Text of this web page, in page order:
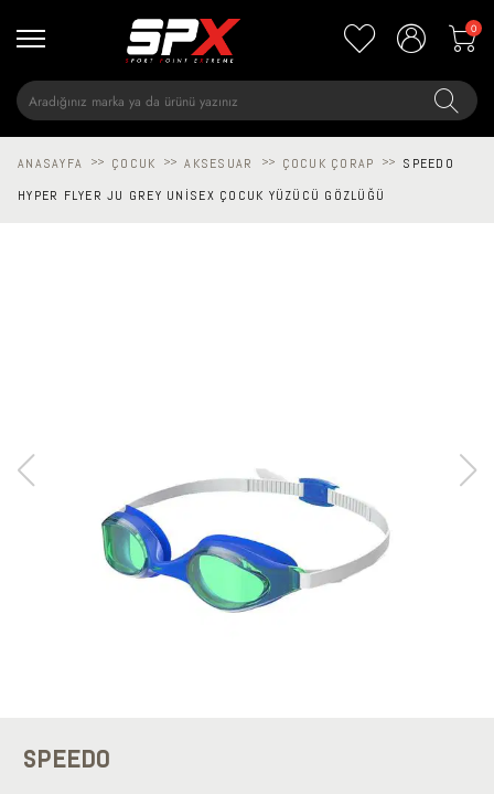
0
ANASAYFA >> ÇOCUK >> AKSESUAR >> ÇOCUK ÇORAP >>
SPEEDO
HYPER FLYER JU GREY UNISEX ÇOCUK YÜZÜCÜ GÖZLÜĞÜ
SPEEDO